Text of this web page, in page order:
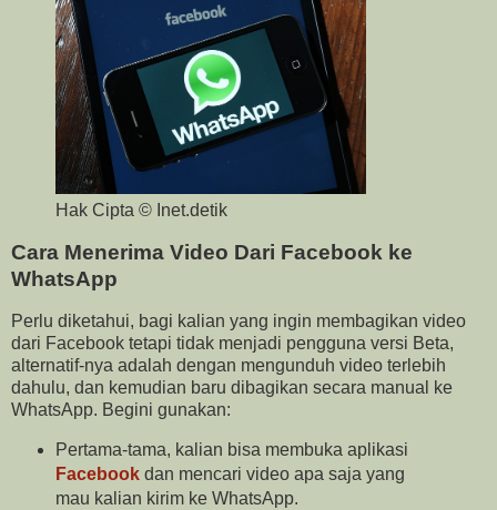
Hak Cipta © Inet.detik
Cara Menerima Video Dari Facebook ke
WhatsApp
Perlu diketahui, bagi kalian yang ingin membagikan video
dari Facebook tetapi tidak menjadi pengguna versi Beta,
alternatif-nya adalah dengan mengunduh video terlebih
dahulu, dan kemudian baru dibagikan secara manual ke
WhatsApp. Begini gunakan:
Pertama-tama, kalian bisa membuka aplikasi
Facebookdan mencari video apa saja yang
mau kalian kirim ke WhatsApp.